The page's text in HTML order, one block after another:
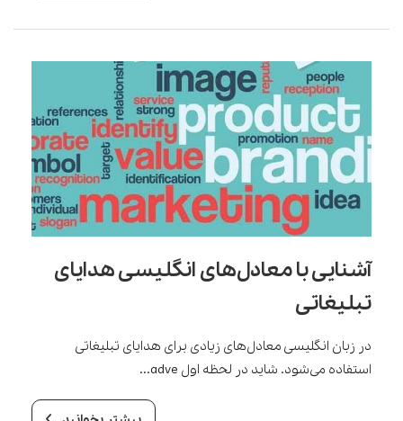
آشنایی با معادل‌های انگلیسی هدایای
تبلیغاتی
در زبان انگلیسی معادل‌های زیادی برای هدایای تبلیغاتی
استفاده می‌شود. شاید در لحظه اول adve...